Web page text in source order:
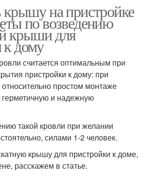
крышу на пристройке
по возведению
крыши для
к дому
считается оптимальным при
пристройки к дому: при
простом монтаже
герметичную и надежную
такой кровли при желании
силами 1-2 человек.
крышу для пристройки к доме,
расскажем в статье.